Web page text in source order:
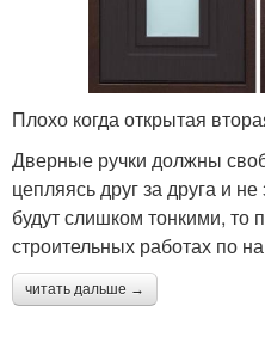
Плохо когда открытая
Дверные ручки должны
цепляясь друг за друга и
будут слишком тонкими, то
строительных работах по
читать дальше →